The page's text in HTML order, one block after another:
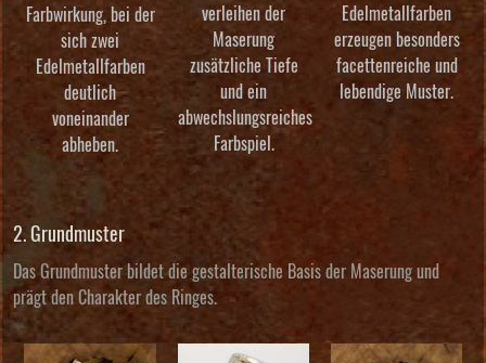
Farbwirkung, bei der
sich zwei
Edelmetallfarben
deutlich
voneinander
abheben.
verleihen der
Maserung
zusätzliche Tiefe
und ein
abwechslungsreiches
Farbspiel.
Edelmetallfarben
erzeugen besonders
facettenreiche und
lebendige Muster.
2. Grundmuster
Das Grundmuster bildet die gestalterische Basis der Maserung und
prägt den Charakter des Ringes.